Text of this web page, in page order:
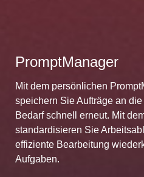
PromptManager
Mit dem persönlichen
speichern Sie Aufträge an
Bedarf schnell erneut. Mit
standardisieren Sie
effiziente Bearbeitung
Aufgaben.